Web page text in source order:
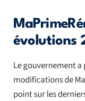
évolutions
Le gouvernement a
modifications de
point sur les